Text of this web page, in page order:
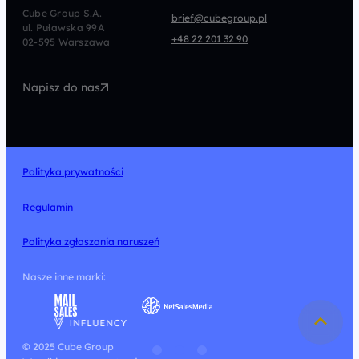
CRO
Programmatic
Marketing Automation
Design
Cube Group S.A.
ul. Puławska 99A
02-595 Warszawa
brief@cubegroup.pl
+48 22 201 32 90
Napisz do nas
Nasze inne marki:
Polityka prywatności
Regulamin
Polityka zgłaszania naruszeń
© 2025 Cube Group